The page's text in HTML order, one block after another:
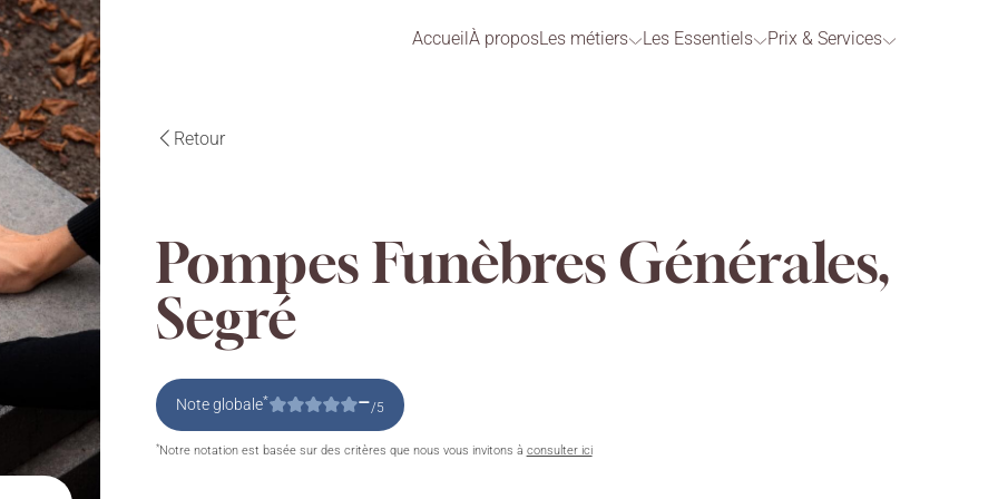
AccueilÀ proposLes métiers Les Essentiels Prix & Services
Retour
Pompes Funèbres Générales,
Segré
Note globale* –/5
*Notre notation est basée sur des critères que nous vous invitons à consulter ici